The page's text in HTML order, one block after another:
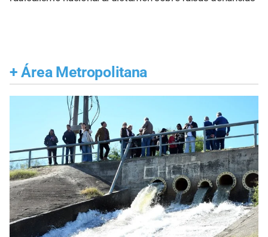
+ Área Metropolitana